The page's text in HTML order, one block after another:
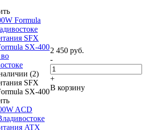
Formula
SFX
SX-400
(2)
SFX
SX-400
2 450 руб.
-
+
В корзину
ACD
ATX